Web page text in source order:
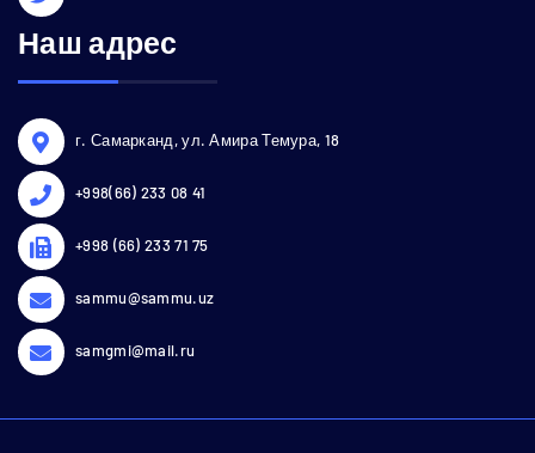
Наш адрес
г. Самарканд, ул. Амира Темура, 18
+998(66) 233 08 41
+998 (66) 233 71 75
sammu@sammu.uz
samgmi@mail.ru